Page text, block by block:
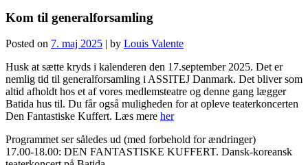
Kom til generalforsamling
Posted on 7. maj 2025 | by Louis Valente
Husk at sætte kryds i kalenderen den 17.september 2025. Det er
nemlig tid til generalforsamling i ASSITEJ Danmark. Det bliver som
altid afholdt hos et af vores medlemsteatre og denne gang lægger
Batida hus til. Du får også muligheden for at opleve teaterkoncerten
Den Fantastiske Kuffert. Læs mere her
Programmet ser således ud (med forbehold for ændringer)
17.00-18.00: DEN FANTASTISKE KUFFERT. Dansk-koreansk